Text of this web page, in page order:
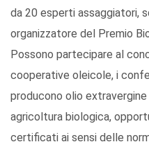
da 20 esperti assaggiatori,
organizzatore del Premio
Possono partecipare al
cooperative oleicole, i
producono olio
agricoltura biologica,
certificati ai sensi delle